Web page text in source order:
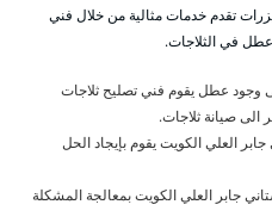
تقدم خدمات مثالية من خلال فني
في الثلاجات.
وجود عطل يقوم فني تصليح ثلاجات
الى صيانة ثلاجات.
العلي الكويت يقوم بإيجاد الحل
جابر العلي الكويت بمعالجة المشكلة